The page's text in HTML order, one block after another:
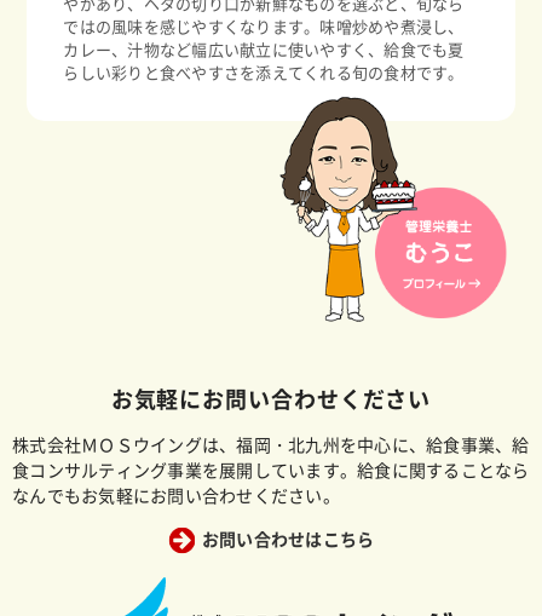
やがあり、ヘタの切り口が新鮮なものを選ぶと、旬なら
ではの風味を感じやすくなります。味噌炒めや煮浸し、
カレー、汁物など幅広い献立に使いやすく、給食でも夏
らしい彩りと食べやすさを添えてくれる旬の食材です。
お気軽にお問い合わせください
株式会社ＭＯＳウイングは、福岡・北九州を中心に、給食事業、給
食コンサルティング事業を展開しています。給食に関することなら
なんでもお気軽にお問い合わせください。
お問い合わせはこちら